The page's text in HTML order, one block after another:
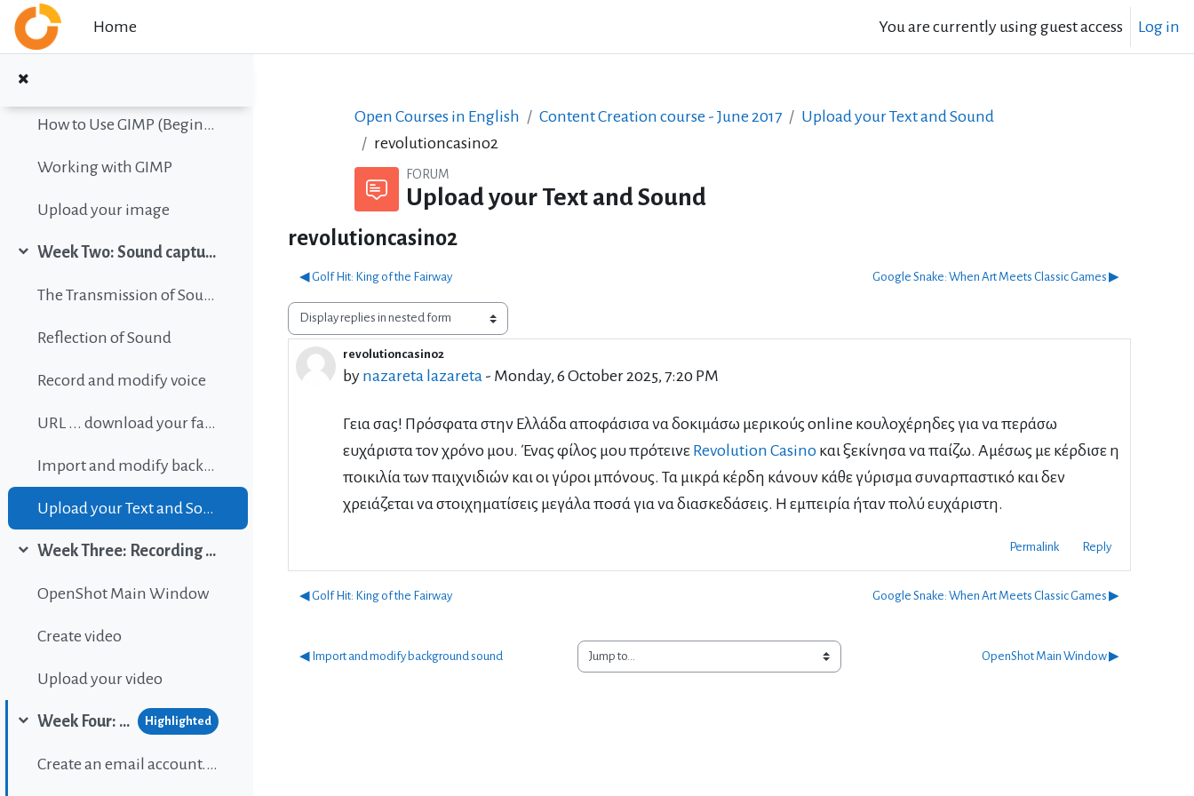
Skip to main content
Home
You are currently using guest access Log in
Collapse
Color vision simulation
How to Use GIMP (Beginners Guide)
Working with GIMP
Upload your image
Week Two: Sound capture and editing
The Transmission of Sound
Reflection of Sound
Record and modify voice
URL ... download your favorite background music
Import and modify background sound
Upload your Text and Sound
Week Three: Recording and editing video
OpenShot Main Window
Create video
Upload your video
Week Four: Publishing content on Wordpress Highlighted
Create an email account...If gou don't have one.
Open Courses in English Content Creation course - June 2017
Upload your Text and Sound
revolutioncasino2
FORUM
Upload your Text and Sound
revolutioncasino2
◀︎ Golf Hit: King of the Fairway Google Snake: When Art Meets Classic Games ▶︎
Display mode
revolutioncasino2
by nazareta lazareta - Monday, 6 October 2025, 7:20 PM
Number of replies: 0
Γεια σας! Πρόσφατα στην Ελλάδα αποφάσισα να δοκιμάσω μερικούς online κουλοχέρηδες για να περάσω
ευχάριστα τον χρόνο μου. Ένας φίλος μου πρότεινε Revolution Casino και ξεκίνησα να παίζω. Αμέσως με κέρδισε η
ποικιλία των παιχνιδιών και οι γύροι μπόνους. Τα μικρά κέρδη κάνουν κάθε γύρισμα συναρπαστικό και δεν
χρειάζεται να στοιχηματίσεις μεγάλα ποσά για να διασκεδάσεις. Η εμπειρία ήταν πολύ ευχάριστη.
Permalink Reply
◀︎ Golf Hit: King of the Fairway Google Snake: When Art Meets Classic Games ▶︎
◀︎ Import and modify background sound Jump to... OpenShot Main Window ▶︎